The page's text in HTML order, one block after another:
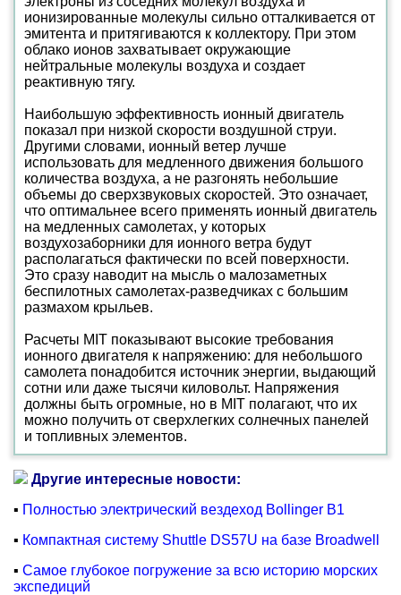
ионизированные молекулы сильно отталкивается от
эмитента и притягиваются к коллектору. При этом
облако ионов захватывает окружающие
нейтральные молекулы воздуха и создает
реактивную тягу.
Наибольшую эффективность ионный двигатель
показал при низкой скорости воздушной струи.
Другими словами, ионный ветер лучше
использовать для медленного движения большого
количества воздуха, а не разгонять небольшие
объемы до сверхзвуковых скоростей. Это означает,
что оптимальнее всего применять ионный двигатель
на медленных самолетах, у которых
воздухозаборники для ионного ветра будут
располагаться фактически по всей поверхности.
Это сразу наводит на мысль о малозаметных
беспилотных самолетах-разведчиках с большим
размахом крыльев.
Расчеты MIT показывают высокие требования
ионного двигателя к напряжению: для небольшого
самолета понадобится источник энергии, выдающий
сотни или даже тысячи киловольт. Напряжения
должны быть огромные, но в MIT полагают, что их
можно получить от сверхлегких солнечных панелей
и топливных элементов.
Другие интересные новости:
▪ Полностью электрический вездеход Bollinger B1
▪ Компактная систему Shuttle DS57U на базе Broadwell
▪ Самое глубокое погружение за всю историю морских
экспедиций